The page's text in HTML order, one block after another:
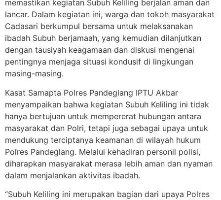
memastikan kegiatan Subuh Keliling berjalan aman dan
lancar. Dalam kegiatan ini, warga dan tokoh masyarakat
Cadasari berkumpul bersama untuk melaksanakan
ibadah Subuh berjamaah, yang kemudian dilanjutkan
dengan tausiyah keagamaan dan diskusi mengenai
pentingnya menjaga situasi kondusif di lingkungan
masing-masing.
Kasat Samapta Polres Pandeglang IPTU Akbar
menyampaikan bahwa kegiatan Subuh Keliling ini tidak
hanya bertujuan untuk mempererat hubungan antara
masyarakat dan Polri, tetapi juga sebagai upaya untuk
mendukung terciptanya keamanan di wilayah hukum
Polres Pandeglang. Melalui kehadiran personil polisi,
diharapkan masyarakat merasa lebih aman dan nyaman
dalam menjalankan aktivitas ibadah.
“Subuh Keliling ini merupakan bagian dari upaya Polres